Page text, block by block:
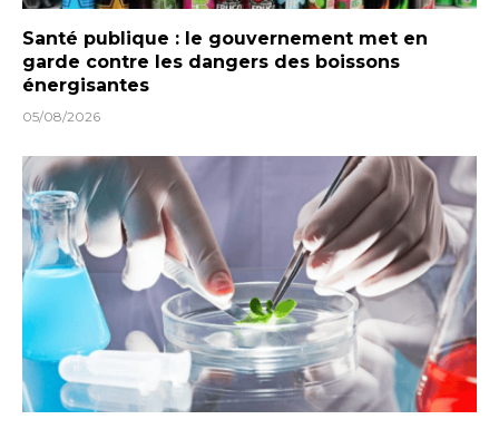
Santé publique : le gouvernement met en
garde contre les dangers des boissons
énergisantes
05/08/2026